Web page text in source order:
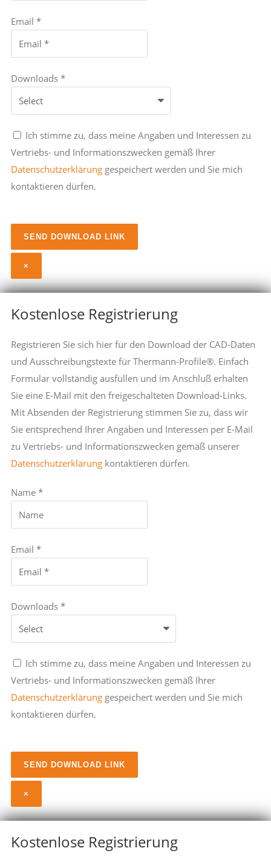
Email *
Downloads *
Ich stimme zu, dass meine Angaben und Interessen zu
Vertriebs- und Informationszwecken gemäß Ihrer
Datenschutzerklärung gespeichert werden und Sie mich
kontaktieren dürfen.
×
Kostenlose Registrierung
Registrieren Sie sich hier für den Download der CAD-Daten
und Ausschreibungstexte für Thermann-Profile®. Einfach
Formular vollständig ausfüllen und im Anschluß erhalten
Sie eine E-Mail mit den freigeschalteten Download-Links.
Mit Absenden der Registrierung stimmen Sie zu, dass wir
Sie entsprechend Ihrer Angaben und Interessen per E-Mail
zu Vertriebs- und Informationszwecken gemäß unserer
Datenschutzerklärung kontaktieren dürfen.
Name *
Email *
Downloads *
Ich stimme zu, dass meine Angaben und Interessen zu
Vertriebs- und Informationszwecken gemäß Ihrer
Datenschutzerklärung gespeichert werden und Sie mich
kontaktieren dürfen.
×
Kostenlose Registrierung